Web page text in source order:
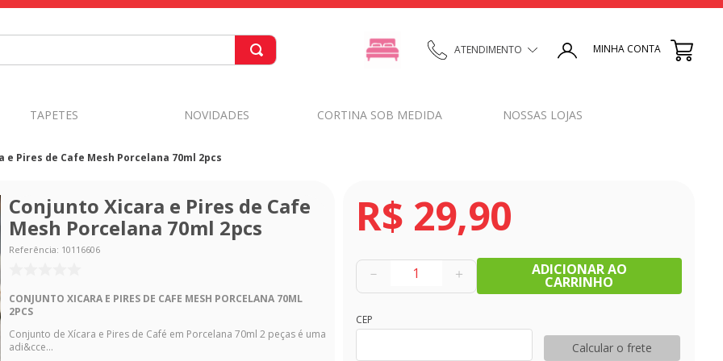
ATENDIMENTO MINHA CONTA
TAPETES NOVIDADES CORTINA SOB MEDIDA NOSSAS LOJAS
e Pires de Cafe Mesh Porcelana 70ml 2pcs
Conjunto Xicara e Pires de Cafe
Mesh Porcelana 70ml 2pcs
Referência: 10116606
CONJUNTO XICARA E PIRES DE CAFE MESH PORCELANA 70ML
2PCS
Conjunto de Xícara e Pires de Café em Porcelana 70ml 2 peças é uma
adi&cce...
R$ 29,90
＋
－ ADICIONAR AO
CARRINHO
CEP
Calcular o frete